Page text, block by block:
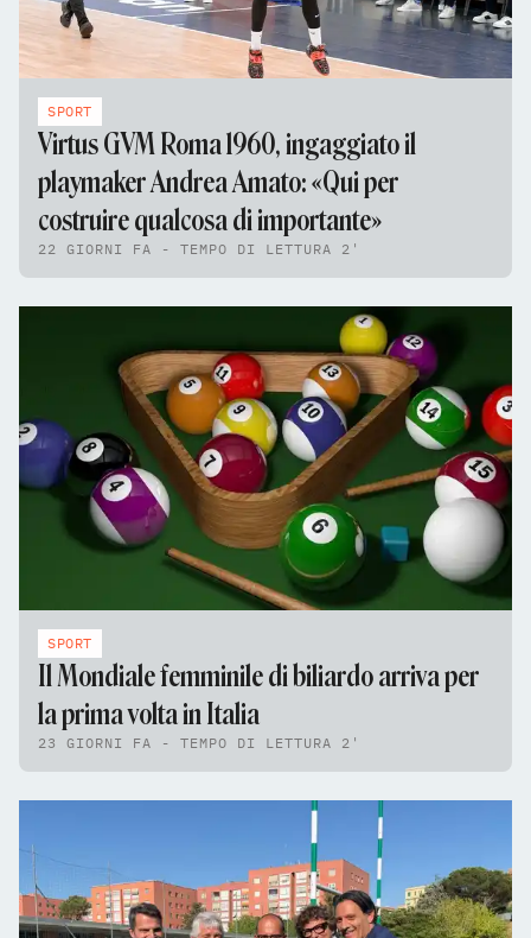
SPORT
Virtus GVM Roma 1960, ingaggiato il
playmaker Andrea Amato: «Qui per
costruire qualcosa di importante»
22 GIORNI FA - TEMPO DI LETTURA 2'
SPORT
Il Mondiale femminile di biliardo arriva per
la prima volta in Italia
23 GIORNI FA - TEMPO DI LETTURA 2'